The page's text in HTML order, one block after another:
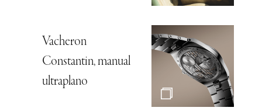
Vacheron
Constantin, manual
ultraplano